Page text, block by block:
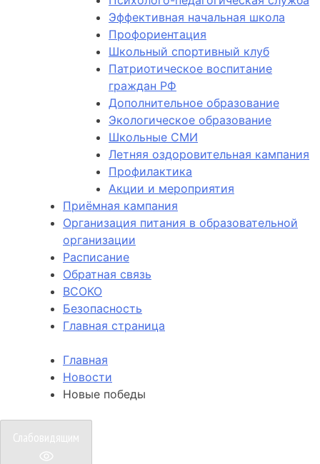
Эффективная начальная школа
Профориентация
Школьный спортивный клуб
Патриотическое воспитание
граждан РФ
Дополнительное образование
Экологическое образование
Школьные СМИ
Летняя оздоровительная кампания
Профилактика
Акции и мероприятия
Приёмная кампания
Организация питания в образовательной
организации
Расписание
Обратная связь
ВСОКО
Безопасность
Главная страница
Главная
Новости
Новые победы
Слабовидящим